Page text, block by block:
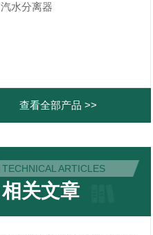
汽水分离器
查看全部产品 >>
TECHNICAL ARTICLES
相关文章